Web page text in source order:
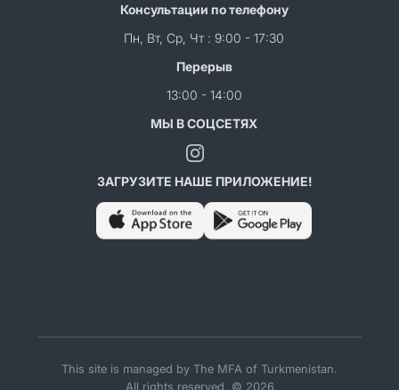
Консультации по телефону
Пн, Вт, Ср, Чт : 9:00 - 17:30
Перерыв
13:00 - 14:00
МЫ В СОЦСЕТЯХ
ЗАГРУЗИТЕ НАШЕ ПРИЛОЖЕНИЕ!
This site is managed by The MFA of Turkmenistan.
All rights reserved. © 2026